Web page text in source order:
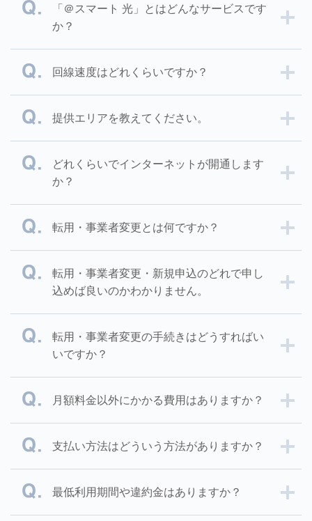
「＠スマート 光」とはどんなサービスです
か？
回線速度はどれくらいですか？
提供エリアを教えてください。
どれくらいでインターネットが開通します
か？
転用・事業者変更とは何ですか？
転用・事業者変更・新規申込のどれで申し
込めば良いのかわかりません。
転用・事業者変更の手続きはどうすればい
いですか？
月額料金以外にかかる費用はありますか？
支払い方法はどういう方法がありますか？
最低利用期間や違約金はありますか？